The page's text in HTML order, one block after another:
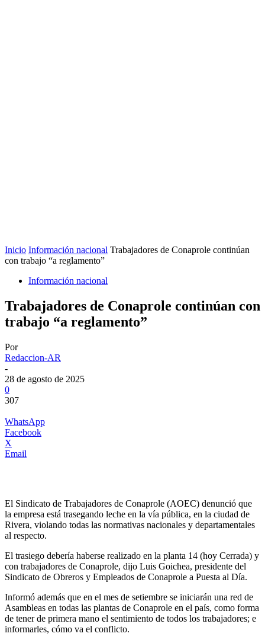
Inicio Información nacional Trabajadores de Conaprole continúan
con trabajo “a reglamento”
Información nacional
Trabajadores de Conaprole continúan con
trabajo “a reglamento”
Por
Redaccion-AR
-
28 de agosto de 2025
0
307
WhatsApp
Facebook
X
Email
El Sindicato de Trabajadores de Conaprole (AOEC) denunció que
la empresa está trasegando leche en la vía pública, en la ciudad de
Rivera, violando todas las normativas nacionales y departamentales
al respecto.
El trasiego debería haberse realizado en la planta 14 (hoy Cerrada) y
con trabajadores de Conaprole, dijo Luis Goichea, presidente del
Sindicato de Obreros y Empleados de Conaprole a Puesta al Día.
Informó además que en el mes de setiembre se iniciarán una red de
Asambleas en todas las plantas de Conaprole en el país, como forma
de tener de primera mano el sentimiento de todos los trabajadores; e
informarles, cómo va el conflicto.